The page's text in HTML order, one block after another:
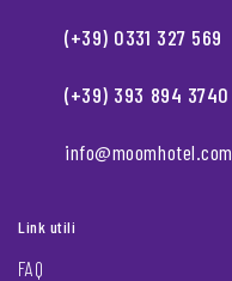
(+39) 0331 327 569
(+39) 393 894 3740
info@moomhotel.com
Link utili
FAQ